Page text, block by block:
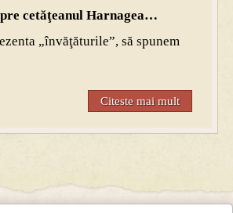
cetăţeanul Harnagea…
„învăţăturile”, să spunem
Citeste mai mult